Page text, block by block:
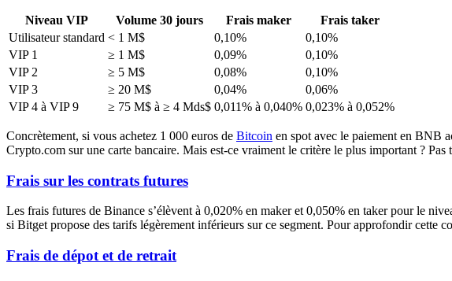
Niveau VIP Volume 30 jours Frais maker
Frais taker
Utilisateur standard < 1 M$ 0,10%
0,10%
VIP 1
≥ 1 M$ 0,09%
0,10%
VIP 2
≥ 5 M$ 0,08%
0,10%
VIP 3
≥ 20 M$ 0,04%
0,06%
VIP 4 à VIP 9
≥ 75 M$ à ≥ 4 Mds$ 0,011% à 0,040% 0,023% à 0,052%
Concrètement, si vous achetez 1 000 euros de Bitcoin en spot avec le paiement en BNB
Crypto.com sur une carte bancaire. Mais est-ce vraiment le critère le plus important ?
Frais sur les contrats futures
Les frais futures de Binance s’élèvent à 0,020% en maker et 0,050% en taker pour le
si Bitget propose des tarifs légèrement inférieurs sur ce segment. Pour approfondir cette
Frais de dépot et de retrait